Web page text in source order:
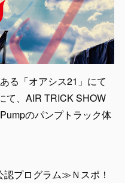
る「オアシス21」にて
て、AIR TRICK SHOW
のパンプトラック体
プログラム≫Ｎスポ！